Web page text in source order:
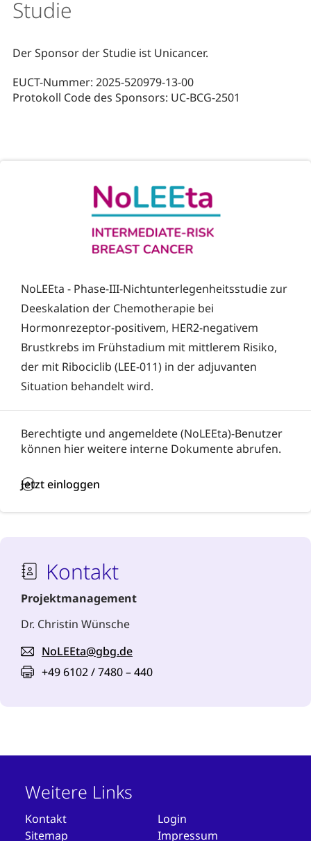
NoLEEta - Phase-III-Nichtunterlegenheitsstudie zur
Deeskalation der Chemotherapie bei
Hormonrezeptor-positivem, HER2-negativem
Brustkrebs im Frühstadium mit mittlerem Risiko,
der mit Ribociclib (LEE-011) in der adjuvanten
Situation behandelt wird.
Berechtigte und angemeldete (NoLEEta)-Benutzer
können hier weitere interne Dokumente abrufen.
Jetzt einloggen
Kontakt
Projektmanagement
Dr. Christin Wünsche
NoLEEta@gbg.de
+49 6102 / 7480 – 440
Studie
Der Sponsor der Studie ist Unicancer.
EUCT-Nummer: 2025-520979-13-00
Protokoll Code des Sponsors: UC-BCG-2501
Weitere Links
Kontakt
Sitemap
Login
Impressum